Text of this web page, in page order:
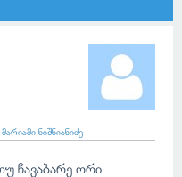
მარიამი ნიშნიანიძე
ჩავაბარე ორი